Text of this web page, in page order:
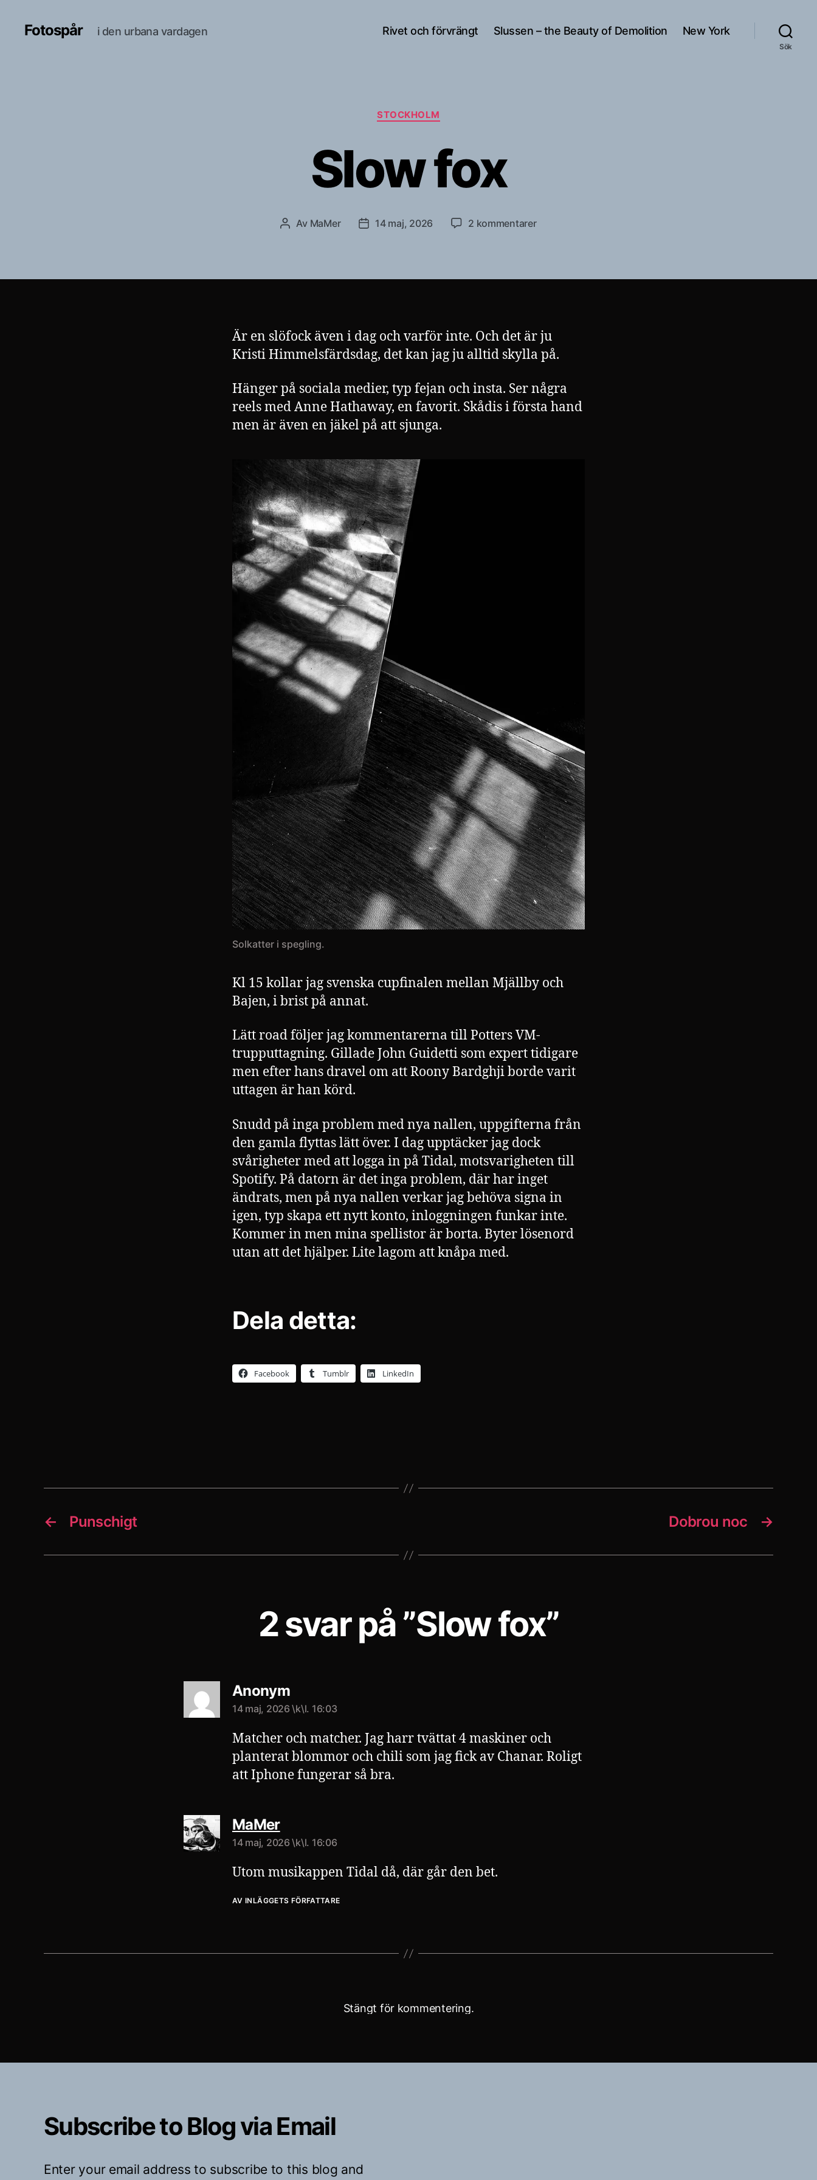
Fotospår i den urbana vardagen Rivet och förvrängt Slussen – the Beauty of Demolition New York
Sök
Kategorier
STOCKHOLM
Slow fox
Inläggsförfattare
Av MaMer Inläggsdatum
14 maj, 2026 2 kommentarertill
Är en slöfock även i dag och varför inte. Och det är ju
Kristi Himmelsfärdsdag, det kan jag ju alltid skylla på.
Hänger på sociala medier, typ fejan och insta. Ser några
reels med Anne Hathaway, en favorit. Skådis i första hand
men är även en jäkel på att sjunga.
Solkatter i spegling.
Kl 15 kollar jag svenska cupfinalen mellan Mjällby och
Bajen, i brist på annat.
Lätt road följer jag kommentarerna till Potters VM-
trupputtagning. Gillade John Guidetti som expert tidigare
men efter hans dravel om att Roony Bardghji borde varit
uttagen är han körd.
Snudd på inga problem med nya nallen, uppgifterna från
den gamla flyttas lätt över. I dag upptäcker jag dock
svårigheter med att logga in på Tidal, motsvarigheten till
Spotify. På datorn är det inga problem, där har inget
ändrats, men på nya nallen verkar jag behöva signa in
igen, typ skapa ett nytt konto, inloggningen funkar inte.
Kommer in men mina spellistor är borta. Byter lösenord
utan att det hjälper. Lite lagom att knåpa med.
Dela detta:
Facebook Tumblr LinkedIn
← Punschigt →
Dobrou noc
2 svar på ”Slow fox”
Anonymsäger:
14 maj, 2026 \k\l. 16:03
Matcher och matcher. Jag harr tvättat 4 maskiner och
planterat blommor och chili som jag fick av Chanar. Roligt
att Iphone fungerar så bra.
MaMersäger:
14 maj, 2026 \k\l. 16:06
Utom musikappen Tidal då, där går den bet.
AV INLÄGGETS FÖRFATTARE
Stängt för kommentering.
Subscribe to Blog via Email
Enter your email address to subscribe to this blog and